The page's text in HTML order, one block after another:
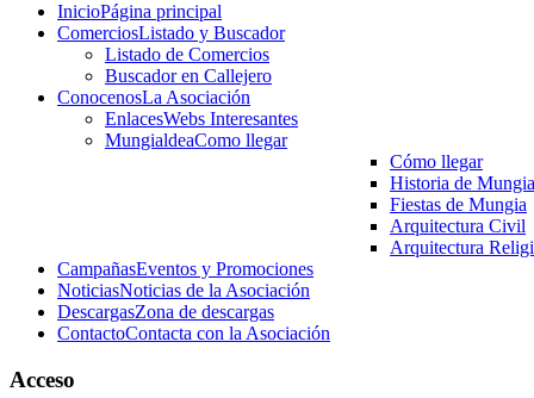
InicioPágina principal
ComerciosListado y Buscador
Listado de Comercios
Buscador en Callejero
ConocenosLa Asociación
EnlacesWebs Interesantes
MungialdeaComo llegar
Cómo llegar
Historia de Mungia
Fiestas de Mungia
Arquitectura Civil
Arquitectura
CampañasEventos y Promociones
NoticiasNoticias de la Asociación
DescargasZona de descargas
ContactoContacta con la Asociación
Acceso